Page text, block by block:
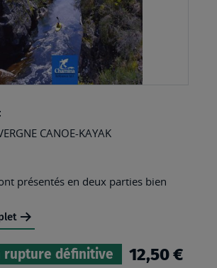
CANOE-KAYAK
présentés en deux parties bien
rupture définitive 12,50 €